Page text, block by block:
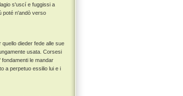
s'uscí e fuggissi a
poté n'andò verso
dieder fede alle sue
usata. Corsesi
le mandar
a perpetuo essilio lui e i